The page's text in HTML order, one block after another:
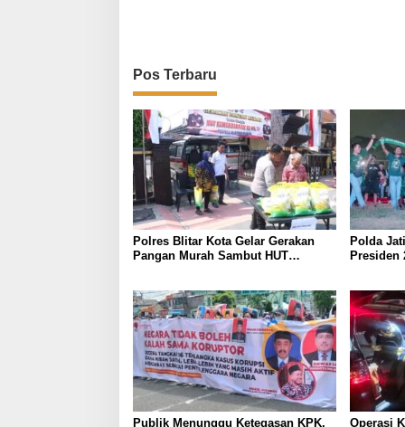
Pos Terbaru
Polres Blitar Kota Gelar Gerakan
Pangan Murah Sambut HUT
Polda
Presiden
Publik Menunggu Ketegasan KPK, Operasi